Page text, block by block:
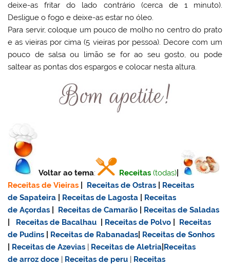
deixe-as fritar do lado contrário (cerca de 1 minuto).
Desligue o fogo e deixe-as estar no óleo.
Para servir, coloque um pouco de molho no centro do prato
e as vieiras por cima (5 vieiras por pessoa). Decore com um
pouco de salsa ou limão se for ao seu gosto, ou pode
saltear as pontas dos espargos e colocar nesta altura.
Voltar ao tema: Receitas (todas)
Receitas de Vieiras
Receitas de Ostras
Receitas
de Sapateira
Receitas de Lagosta
Receitas
de Açordas
Receitas de Camarão
Receitas de Saladas
Receitas de Bacalhau Receitas de Polvo
Receitas
de Pudins
Receitas de Rabanadas Receitas de Sonhos
Receitas de Azevias | Receitas de Aletria Receitas
dearroz doce | Receitas de peru | Receitas